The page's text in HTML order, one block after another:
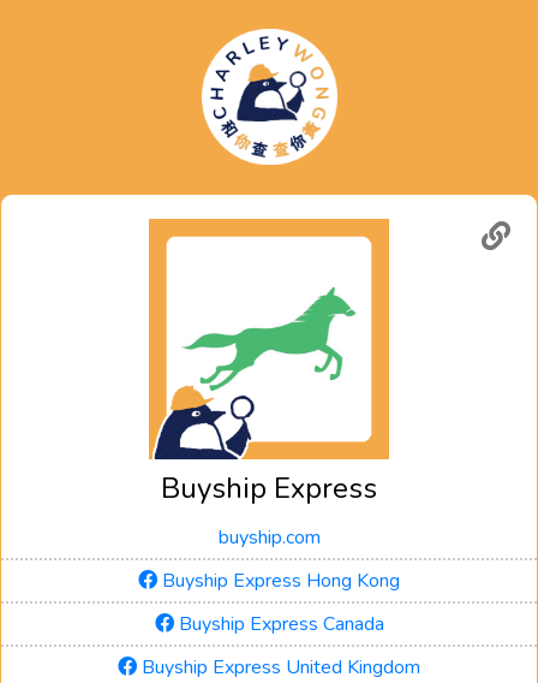
Buyship Express
buyship.com
Buyship Express Hong Kong
Buyship Express Canada
Buyship Express United Kingdom